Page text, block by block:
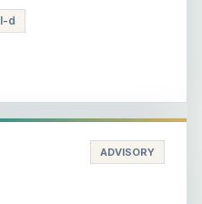
d
ADVISORY